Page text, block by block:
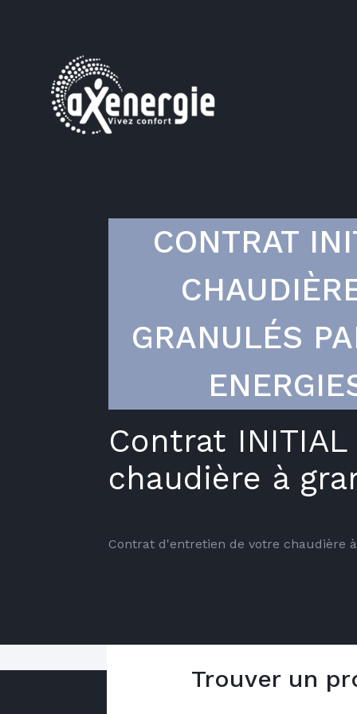
CONTRAT
GRANULÉS
Contrat INITIAL
chaudière à
Contrat d'entretien de votre chaudière
Trouver un